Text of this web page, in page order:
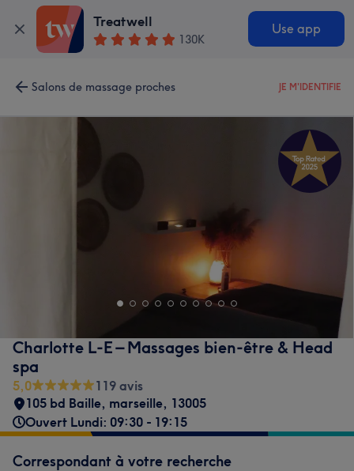
Treatwell
130K
Use app
Salons de massage proches JE M'IDENTIFIE
Charlotte L-E – Massages bien-être & Head
spa
5,0
119 avis
105 bd Baille, marseille, 13005
Ouvert Lundi: 09:30 - 19:15
Correspondant à votre recherche